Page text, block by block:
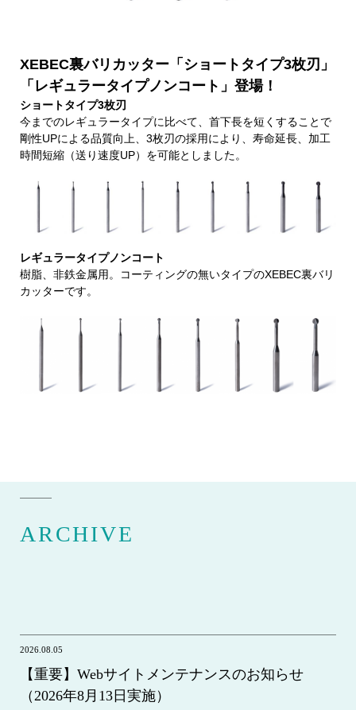
XEBEC裏バリカッター「ショートタイプ3枚刃」
「レギュラータイプノンコート」登場！
ショートタイプ3枚刃
今までのレギュラータイプに比べて、首下長を短くすることで
剛性UPによる品質向上、3枚刃の採用により、寿命延長、加工
時間短縮（送り速度UP）を可能としました。
レギュラータイプノンコート
樹脂、非鉄金属用。コーティングの無いタイプのXEBEC裏バリ
カッターです。
ARCHIVE
2026.08.05
【重要】Webサイトメンテナンスのお知らせ
（2026年8月13日実施）